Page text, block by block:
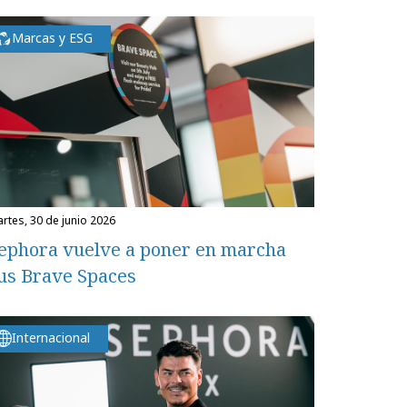
Marcas y ESG
30 de junio 2026
vuelve a poner en marcha
Brave Spaces
Internacional